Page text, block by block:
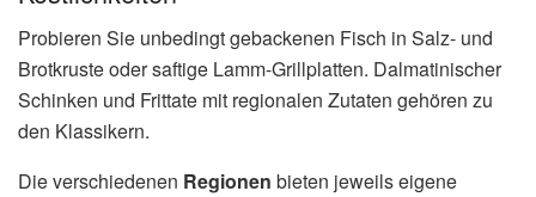
Probieren Sie unbedingt gebackenen Fisch in Salz- und
Brotkruste oder saftige Lamm-Grillplatten. Dalmatinischer
Schinken und Frittate mit regionalen Zutaten gehören zu
den Klassikern.
Die verschiedenen Regionen bieten jeweils eigene